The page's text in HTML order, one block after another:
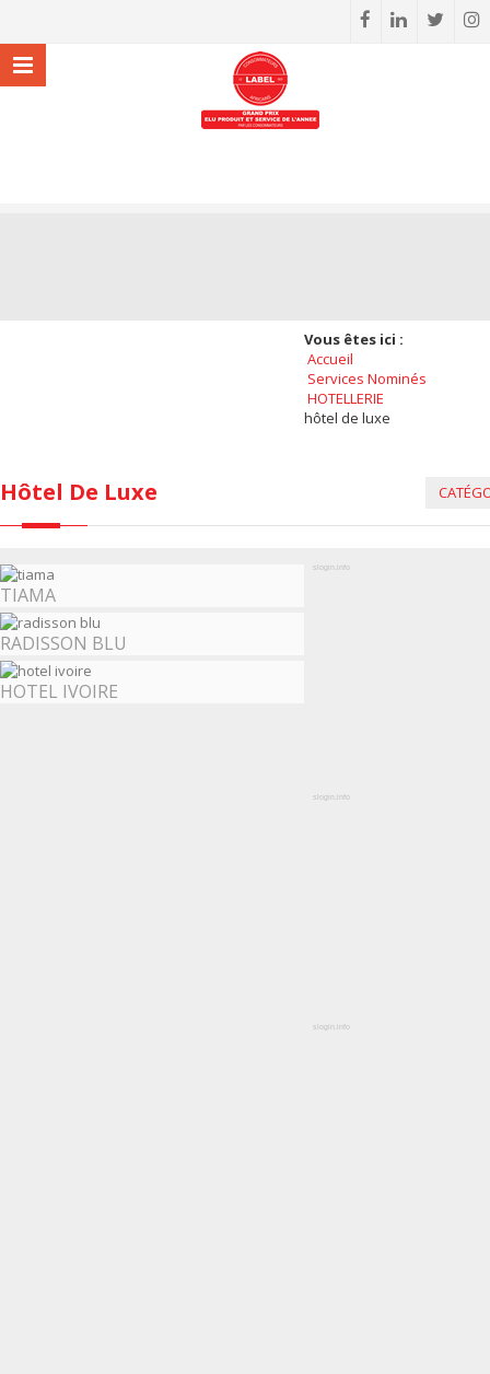
Vous êtes ici :
Accueil
Services Nominés
HOTELLERIE
hôtel de luxe
Hôtel De Luxe
TIAMA
RADISSON BLU
HOTEL IVOIRE
slogin.info
slogin.info
slogin.info